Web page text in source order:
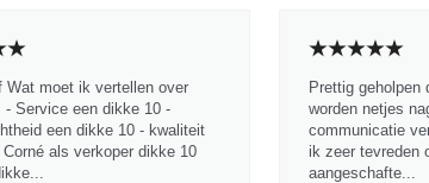
Wat moet ik vertellen over
- Service een dikke 10 -
een dikke 10 - kwaliteit
als verkoper dikke 10
Prettig geholpen
worden netjes
communicatie
ik zeer tevreden
aangeschafte...